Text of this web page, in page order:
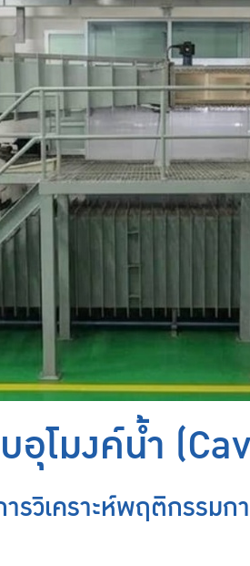
โมงค์น้ำ
รวิเคราะห์พฤติกรรมก